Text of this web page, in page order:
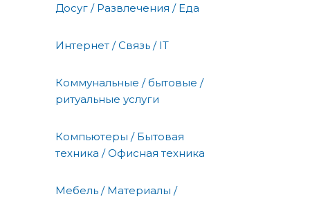
Досуг / Развлечения / Еда
Интернет / Связь / IT
Коммунальные / бытовые /
ритуальные услуги
Компьютеры / Бытовая
техника / Офисная техника
Мебель / Материалы /